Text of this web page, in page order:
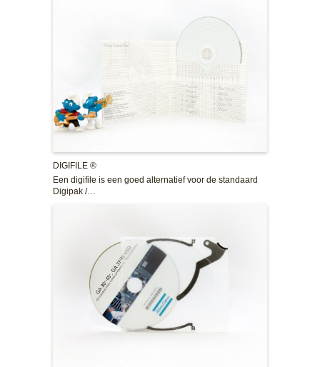
DIGIFILE ®
Een digifile is een goed alternatief voor de standaard
Digipak /…